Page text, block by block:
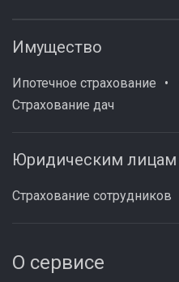
Имущество
Ипотечное страхование
Страхование дач
Юридическим лицам
Страхование сотрудников
О сервисе